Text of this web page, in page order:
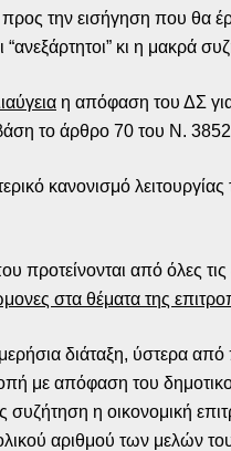
προς την εισήγηση που
κι η μακρά
η απόφαση του ΔΣ
το άρθρο 70 του Ν.
κανονισμό
προτείνονται από όλες
στα θέματα της
διάταξη, ύστερα
με απόφαση του
συζήτηση η οικονομική
αριθμού των μελών